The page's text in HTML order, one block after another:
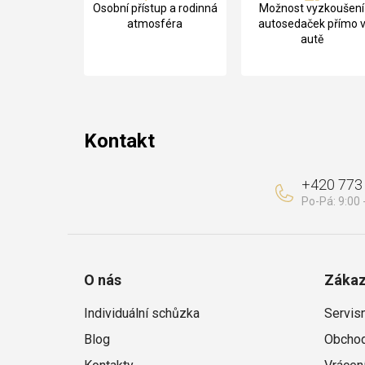
Osobní přístup a rodinná
atmosféra
Možnost vyzkoušení
autosedaček přímo v
autě
Kontakt
+420
O nás
Individuální schůzka
Blog